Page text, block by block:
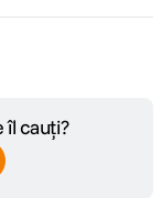
frontala
(nu este inclus)
5.1 x 7.6 cm
îl cauți?